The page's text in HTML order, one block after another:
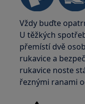
Vždy buďte
U těžkých
přemístí dvě
rukavice a
rukavice noste
řeznými ranami